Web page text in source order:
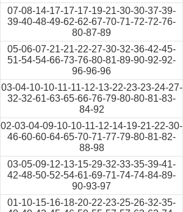
07-08-14-17-17-17-19-21-30-30-37-39-
39-40-48-49-62-62-67-70-71-72-72-76-
80-87-89
05-06-07-21-21-22-27-30-32-36-42-45-
51-54-54-66-73-76-80-81-89-90-92-92-
96-96-96
03-04-10-10-11-11-12-13-22-23-23-24-27-
32-32-61-63-65-66-76-79-80-80-81-83-
84-92
02-03-04-09-10-10-11-12-14-19-21-22-30-
46-60-60-64-65-70-71-77-79-80-81-82-
88-98
03-05-09-12-13-15-29-32-33-35-39-41-
42-48-50-52-54-61-69-71-74-74-84-89-
90-93-97
01-10-15-16-18-20-22-23-25-26-32-35-